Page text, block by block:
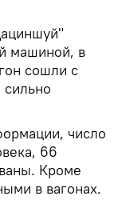
машиной, в
сошли с
число
66
Кроме
в вагонах.